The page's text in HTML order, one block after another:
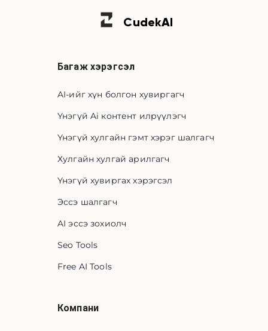
CudekAI
Багаж хэрэгсэл
AI-ийг хүн болгон хувиргагч
Үнэгүй Ai контент илрүүлэгч
Үнэгүй хулгайн гэмт хэрэг шалгагч
Хулгайн хулгай арилгагч
Үнэгүй хувиргах хэрэгсэл
Эссэ шалгагч
AI эссэ зохиолч
Seo Tools
Free AI Tools
Компани